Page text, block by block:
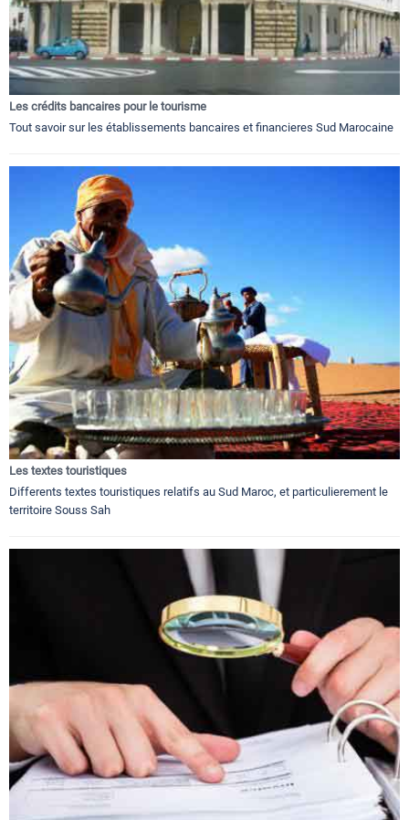
Les crédits bancaires pour le tourisme
Tout savoir sur les établissements bancaires et financieres Sud Marocaine
Les textes touristiques
Differents textes touristiques relatifs au Sud Maroc, et particulierement le
territoire Souss Sah